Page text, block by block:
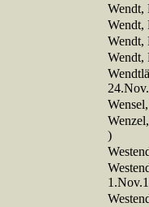
Wendt,
Wendt,
Wendt,
Wendt,
)